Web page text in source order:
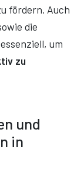
fördern. Auch
die
um
zu
und
in